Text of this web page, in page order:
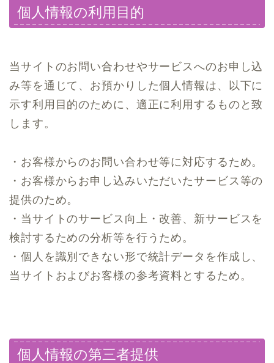
個人情報の利用目的
当サイトのお問い合わせやサービスへのお申し込
み等を通じて、お預かりした個人情報は、以下に
示す利用目的のために、適正に利用するものと致
します。
・お客様からのお問い合わせ等に対応するため。
・お客様からお申し込みいただいたサービス等の
提供のため。
・当サイトのサービス向上・改善、新サービスを
検討するための分析等を行うため。
・個人を識別できない形で統計データを作成し、
当サイトおよびお客様の参考資料とするため。
個人情報の第三者提供